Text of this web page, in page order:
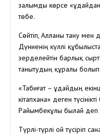
залымды көрсе
төбе.
Сөйтіп, Алланы тану мен
Дүниенің күллі
зерделейтін барлық
танытудың құралы
«Табиғат – Құдайдың
кітапхана» деген
Райымбекұлы былай деп
Түрлі-түрлі ой түсіріп